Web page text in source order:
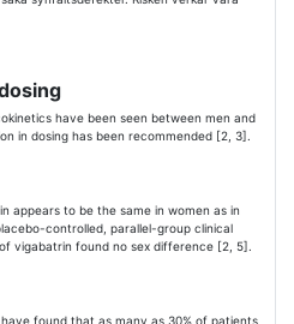
have been seen between men and
in dosing has been recommended [2, 3].
appears to be the same in women as in
controlled, parallel-group clinical
vigabatrin found no sex difference [2, 5].
found that as many as 30% of patients